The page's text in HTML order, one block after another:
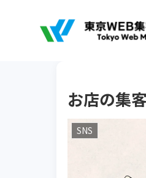
お店の集
SNS